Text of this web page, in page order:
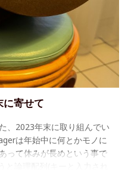
に寄せて
、2023年末に取り組んでい
は年始中に何とかモノに
って休みが長めという事で